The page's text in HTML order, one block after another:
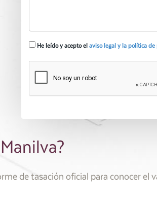
He leído y acepto el aviso legal y la política de
de tasación oficial para conocer el